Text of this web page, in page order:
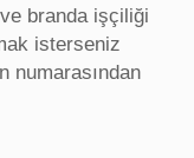
branda işçiliği
isterseniz
numarasından